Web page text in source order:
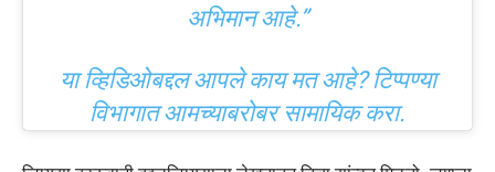
अभिमान आहे.”
या व्हिडिओबद्दल आपले काय मत आहे? टिप्पण्या
विभागात आमच्याबरोबर सामायिक करा.